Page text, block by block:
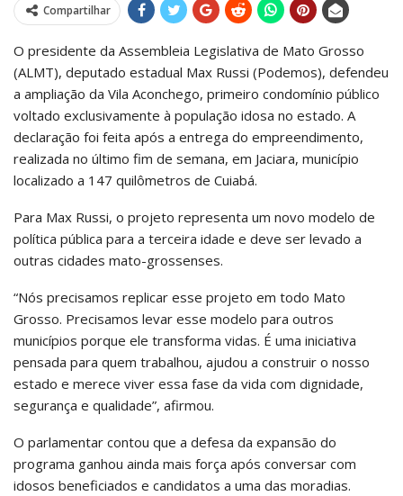
Compartilhar
O presidente da Assembleia Legislativa de Mato Grosso
(ALMT), deputado estadual Max Russi (Podemos), defendeu
a ampliação da Vila Aconchego, primeiro condomínio público
voltado exclusivamente à população idosa no estado. A
declaração foi feita após a entrega do empreendimento,
realizada no último fim de semana, em Jaciara, município
localizado a 147 quilômetros de Cuiabá.
Para Max Russi, o projeto representa um novo modelo de
política pública para a terceira idade e deve ser levado a
outras cidades mato-grossenses.
“Nós precisamos replicar esse projeto em todo Mato
Grosso. Precisamos levar esse modelo para outros
municípios porque ele transforma vidas. É uma iniciativa
pensada para quem trabalhou, ajudou a construir o nosso
estado e merece viver essa fase da vida com dignidade,
segurança e qualidade”, afirmou.
O parlamentar contou que a defesa da expansão do
programa ganhou ainda mais força após conversar com
idosos beneficiados e candidatos a uma das moradias.